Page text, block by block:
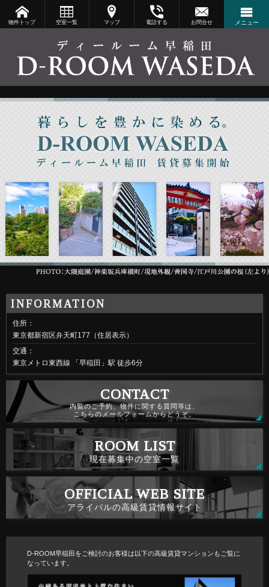
物件トップ 空室一覧 マップ 電話する お問合せ メニュー
住所：
東京都新宿区弁天町177（住居表示）
交通：
東京メトロ東西線 「早稲田」駅 徒歩6分
内覧のご予約、物件に関する質問等は、
こちらのメールフォームからどうぞ。
現在募集中の空室一覧
アライバルの高級賃貸情報サイト
D-ROOM早稲田をご検討のお客様は以下の高級賃貸マンションもご覧に
なっています。